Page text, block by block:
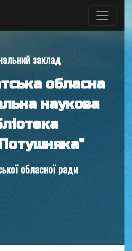
заклад
обласна
наукова
обласної ради